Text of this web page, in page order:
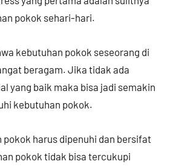
pokok sehari-hari.
kebutuhan pokok seseorang di
beragam. Jika tidak ada
yang baik maka bisa jadi semakin
kebutuhan pokok.
pokok harus dipenuhi dan bersifat
pokok tidak bisa tercukupi